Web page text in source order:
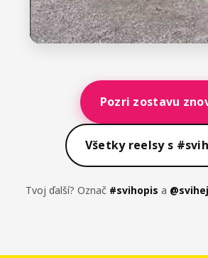
Pozri zostavu
Všetky reelsy s
Tvoj ďalší? Označ #svihopis a @svihej